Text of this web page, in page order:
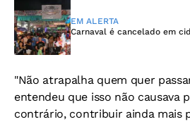
EM ALERTA
Carnaval é cancelado em
"Não atrapalha quem quer
entendeu que isso não causava
contrário, contribuir ainda mais